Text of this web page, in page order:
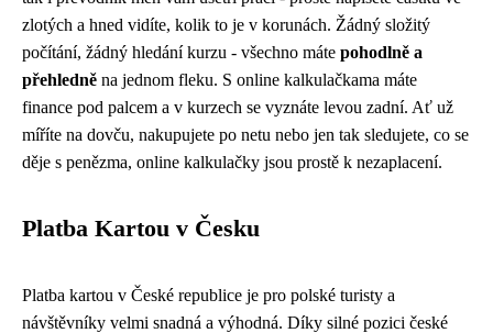
zlotých a hned vidíte, kolik to je v korunách. Žádný složitý
počítání, žádný hledání kurzu - všechno máte pohodlně a
přehledně na jednom fleku. S online kalkulačkama máte
finance pod palcem a v kurzech se vyznáte levou zadní. Ať už
míříte na dovču, nakupujete po netu nebo jen tak sledujete, co se
děje s penězma, online kalkulačky jsou prostě k nezaplacení.
Platba Kartou v Česku
Platba kartou v České republice je pro polské turisty a
návštěvníky velmi snadná a výhodná. Díky silné pozici české